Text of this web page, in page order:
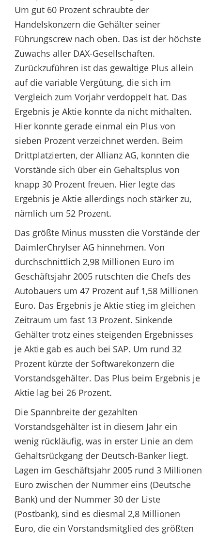
Um gut 60 Prozent schraubte der
Handelskonzern die Gehälter seiner
Führungscrew nach oben. Das ist der höchste
Zuwachs aller DAX-Gesellschaften.
Zurückzuführen ist das gewaltige Plus allein
auf die variable Vergütung, die sich im
Vergleich zum Vorjahr verdoppelt hat. Das
Ergebnis je Aktie konnte da nicht mithalten.
Hier konnte gerade einmal ein Plus von
sieben Prozent verzeichnet werden. Beim
Drittplatzierten, der Allianz AG, konnten die
Vorstände sich über ein Gehaltsplus von
knapp 30 Prozent freuen. Hier legte das
Ergebnis je Aktie allerdings noch stärker zu,
nämlich um 52 Prozent.
Das größte Minus mussten die Vorstände der
DaimlerChrylser AG hinnehmen. Von
durchschnittlich 2,98 Millionen Euro im
Geschäftsjahr 2005 rutschten die Chefs des
Autobauers um 47 Prozent auf 1,58 Millionen
Euro. Das Ergebnis je Aktie stieg im gleichen
Zeitraum um fast 13 Prozent. Sinkende
Gehälter trotz eines steigenden Ergebnisses
je Aktie gab es auch bei SAP. Um rund 32
Prozent kürzte der Softwarekonzern die
Vorstandsgehälter. Das Plus beim Ergebnis je
Aktie lag bei 26 Prozent.
Die Spannbreite der gezahlten
Vorstandsgehälter ist in diesem Jahr ein
wenig rückläufig, was in erster Linie an dem
Gehaltsrückgang der Deutsch-Banker liegt.
Lagen im Geschäftsjahr 2005 rund 3 Millionen
Euro zwischen der Nummer eins (Deutsche
Bank) und der Nummer 30 der Liste
(Postbank), sind es diesmal 2,8 Millionen
Euro, die ein Vorstandsmitglied des größten